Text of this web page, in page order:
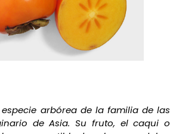
arbórea de la familia de las
de Asia. Su fruto, el caqui o